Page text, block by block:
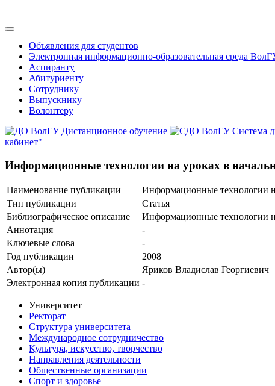
Объявления для студентов
Электронная информационно-образовательная среда
Аспиранту
Абитуриенту
Сотруднику
Выпускнику
Волонтеру
Дистанционное обучение
Система
кабинет"
Информационные технологии на уроках в
Наименование публикации
Информационные технологии
Тип публикации
Статья
Библиографическое описание
Информационные технологии
Аннотация
-
Ключевые cлова
-
Год публикации
2008
Автор(ы)
Яриков Владислав Георгиевич
Электронная копия публикации -
Университет
Ректорат
Структура университета
Международное сотрудничество
Культура, искусство, творчество
Направления деятельности
Общественные организации
Спорт и здоровье